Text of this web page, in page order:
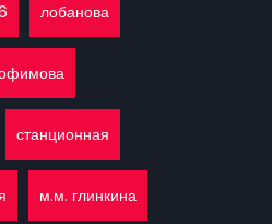
лобанова
станционная
м.м. глинкина